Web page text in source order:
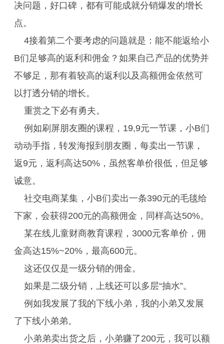
决问题，好口碑，都有可能成就分销爆发的增长
点。
4接着第二个要考虑的问题就是：能不能返给小
B们足够高的返利和佣金？如果自己产品的优势并
不够足，那有着较高的返利以及高额佣金依然可
以打透分销的增长。
重赏之下必有勇夫。
例如刷屏朋友圈的课程，19,9元一节课，小B们
动动手指，转发海报到朋友圈，每卖出一节课，
返9元，返利高达50%，虽然客单价很低，但足够
诚意。
社交电商某集，小B们卖出一条390元的毛毯给
下家，会获得200元的高额佣金，同样高达50%。
某在线儿童财商教育课程，3000元客单价，佣
金高达15%~20%，最高600元。
这还仅仅是一级分销的佣金。
如果是二级分销，上线还可以多层“抽水”。
例如我发展了我的下线小弟，我的小弟又发展
了下线小弟弟。
小弟弟卖出货之后，小弟赚了200元，我可以额